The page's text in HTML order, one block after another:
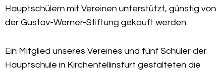
Hauptschülern mit Vereinen unterstützt, günstig von
der Gustav-Werner-Stiftung gekauft werden.
Ein Mitglied unseres Vereines und fünf Schüler der
Hauptschule in Kirchentellinsfurt gestalteten die